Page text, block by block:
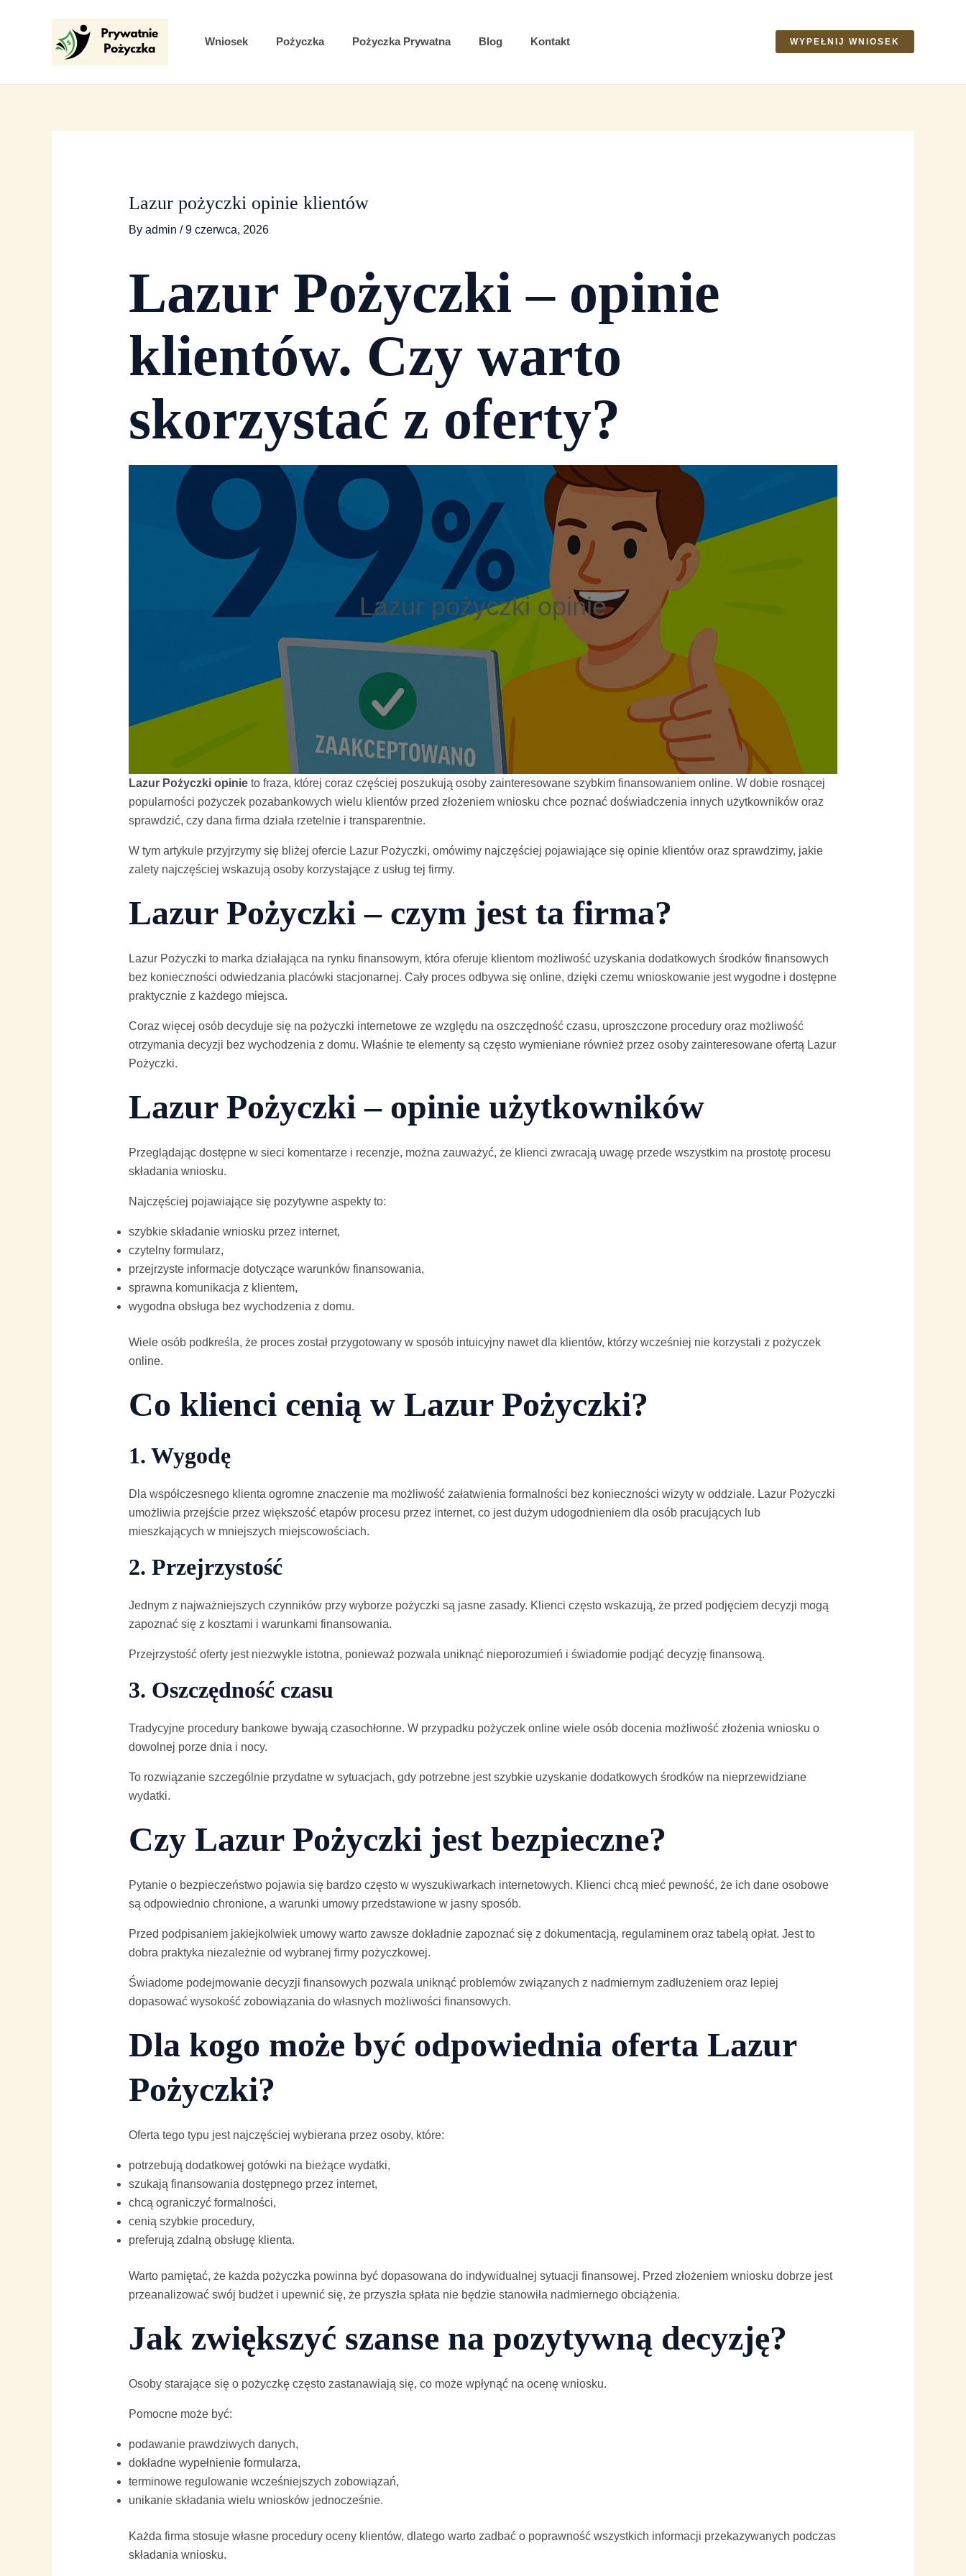
Wniosek Pożyczka Pożyczka Prywatna Blog Kontakt WYPEŁNIJ WNIOSEK
Lazur pożyczki opinie klientów
By admin /9 czerwca, 2026
Lazur Pożyczki – opinie
klientów. Czy warto
skorzystać z oferty?
Lazur pożyczki opinie
Lazur Pożyczki opinieto fraza, której coraz częściej poszukują osoby zainteresowane szybkim finansowaniem online. W dobie rosnącej
popularności pożyczek pozabankowych wielu klientów przed złożeniem wniosku chce poznać doświadczenia innych użytkowników oraz
sprawdzić, czy dana firma działa rzetelnie i transparentnie.
W tym artykule przyjrzymy się bliżej ofercie Lazur Pożyczki, omówimy najczęściej pojawiające się opinie klientów oraz sprawdzimy, jakie
zalety najczęściej wskazują osoby korzystające z usług tej firmy.
Lazur Pożyczki – czym jest ta firma?
Lazur Pożyczki to marka działająca na rynku finansowym, która oferuje klientom możliwość uzyskania dodatkowych środków finansowych
bez konieczności odwiedzania placówki stacjonarnej. Cały proces odbywa się online, dzięki czemu wnioskowanie jest wygodne i dostępne
praktycznie z każdego miejsca.
Coraz więcej osób decyduje się na pożyczki internetowe ze względu na oszczędność czasu, uproszczone procedury oraz możliwość
otrzymania decyzji bez wychodzenia z domu. Właśnie te elementy są często wymieniane również przez osoby zainteresowane ofertą Lazur
Pożyczki.
Lazur Pożyczki – opinie użytkowników
Przeglądając dostępne w sieci komentarze i recenzje, można zauważyć, że klienci zwracają uwagę przede wszystkim na prostotę procesu
składania wniosku.
Najczęściej pojawiające się pozytywne aspekty to:
szybkie składanie wniosku przez internet,
czytelny formularz,
przejrzyste informacje dotyczące warunków finansowania,
sprawna komunikacja z klientem,
wygodna obsługa bez wychodzenia z domu.
Wiele osób podkreśla, że proces został przygotowany w sposób intuicyjny nawet dla klientów, którzy wcześniej nie korzystali z pożyczek
online.
Co klienci cenią w Lazur Pożyczki?
1. Wygodę
Dla współczesnego klienta ogromne znaczenie ma możliwość załatwienia formalności bez konieczności wizyty w oddziale. Lazur Pożyczki
umożliwia przejście przez większość etapów procesu przez internet, co jest dużym udogodnieniem dla osób pracujących lub
mieszkających w mniejszych miejscowościach.
2. Przejrzystość
Jednym z najważniejszych czynników przy wyborze pożyczki są jasne zasady. Klienci często wskazują, że przed podjęciem decyzji mogą
zapoznać się z kosztami i warunkami finansowania.
Przejrzystość oferty jest niezwykle istotna, ponieważ pozwala uniknąć nieporozumień i świadomie podjąć decyzję finansową.
3. Oszczędność czasu
Tradycyjne procedury bankowe bywają czasochłonne. W przypadku pożyczek online wiele osób docenia możliwość złożenia wniosku o
dowolnej porze dnia i nocy.
To rozwiązanie szczególnie przydatne w sytuacjach, gdy potrzebne jest szybkie uzyskanie dodatkowych środków na nieprzewidziane
wydatki.
Czy Lazur Pożyczki jest bezpieczne?
Pytanie o bezpieczeństwo pojawia się bardzo często w wyszukiwarkach internetowych. Klienci chcą mieć pewność, że ich dane osobowe
są odpowiednio chronione, a warunki umowy przedstawione w jasny sposób.
Przed podpisaniem jakiejkolwiek umowy warto zawsze dokładnie zapoznać się z dokumentacją, regulaminem oraz tabelą opłat. Jest to
dobra praktyka niezależnie od wybranej firmy pożyczkowej.
Świadome podejmowanie decyzji finansowych pozwala uniknąć problemów związanych z nadmiernym zadłużeniem oraz lepiej
dopasować wysokość zobowiązania do własnych możliwości finansowych.
Dla kogo może być odpowiednia oferta Lazur
Pożyczki?
Oferta tego typu jest najczęściej wybierana przez osoby, które:
potrzebują dodatkowej gotówki na bieżące wydatki,
szukają finansowania dostępnego przez internet,
chcą ograniczyć formalności,
cenią szybkie procedury,
preferują zdalną obsługę klienta.
Warto pamiętać, że każda pożyczka powinna być dopasowana do indywidualnej sytuacji finansowej. Przed złożeniem wniosku dobrze jest
przeanalizować swój budżet i upewnić się, że przyszła spłata nie będzie stanowiła nadmiernego obciążenia.
Jak zwiększyć szanse na pozytywną decyzję?
Osoby starające się o pożyczkę często zastanawiają się, co może wpłynąć na ocenę wniosku.
Pomocne może być:
podawanie prawdziwych danych,
dokładne wypełnienie formularza,
terminowe regulowanie wcześniejszych zobowiązań,
unikanie składania wielu wniosków jednocześnie.
Każda firma stosuje własne procedury oceny klientów, dlatego warto zadbać o poprawność wszystkich informacji przekazywanych podczas
składania wniosku.
navigation